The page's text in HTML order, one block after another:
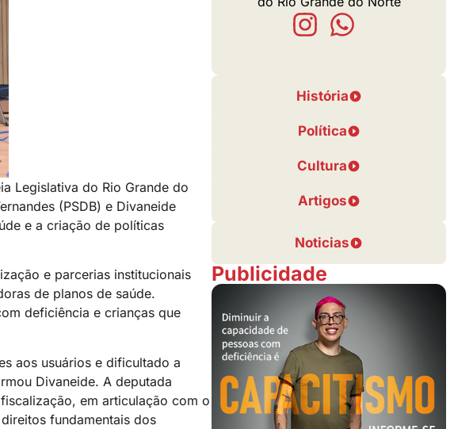
História
Política
Cultura
Artigos
Noticias
Publicidade
Legislativa do Rio Grande do
(PSDB) e Divaneide
e a criação de políticas
e parcerias institucionais
de planos de saúde.
deficiência e crianças que
aos usuários e dificultado a
Divaneide. A deputada
em articulação com o
fundamentais dos